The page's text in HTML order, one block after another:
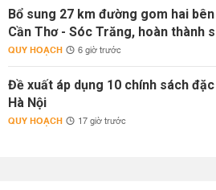
Bổ sung 27 km đường gom hai
Cần Thơ - Sóc Trăng, hoàn thành
QUY HOẠCH 6 giờ trước
Đề xuất áp dụng 10 chính sách
Hà Nội
QUY HOẠCH 17 giờ trước